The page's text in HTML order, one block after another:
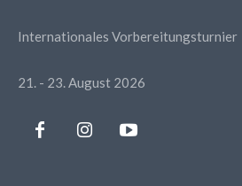
Internationales Vorbereitungsturnier
21. - 23. August 2026